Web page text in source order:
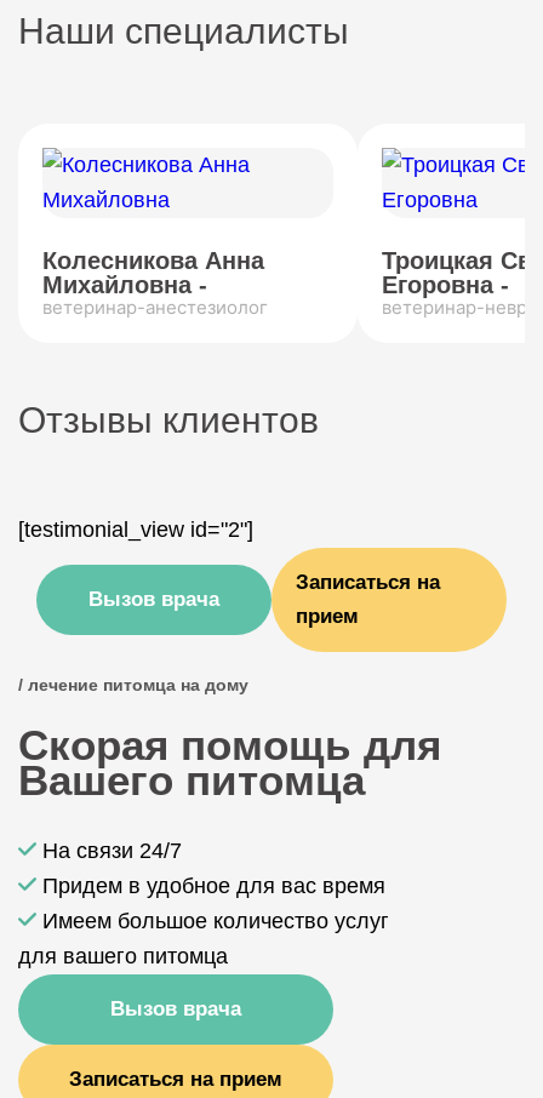
Наши специалисты
Колесникова Анна
Михайловна -
ветеринар-анестезиолог
Троицкая
Егоровна -
ветеринар-
Отзывы клиентов
[testimonial_view id="2"]
Вызов врача
Записаться на
прием
/ лечение питомца на дому
Скорая помощь для
Вашего питомца
На связи 24/7
Придем в удобное для вас время
Имеем большое количество услуг
для вашего питомца
Вызов врача
Записаться на прием